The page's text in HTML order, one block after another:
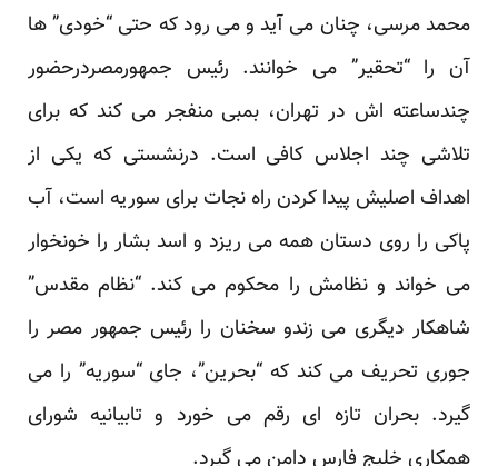
محمد مرسی، چنان می آید و می رود که حتی “خودی” ها
آن را “تحقیر” می خوانند. رئیس جمهورمصردرحضور
چندساعته اش در تهران، بمبی منفجر می کند که برای
تلاشی چند اجلاس کافی است. درنشستی که یکی از
اهداف اصلیش پیدا کردن راه نجات برای سوریه است، آب
پاکی را روی دستان همه می ریزد و اسد بشار را خونخوار
می خواند و نظامش را محکوم می کند. “نظام مقدس”
شاهکار دیگری می زندو سخنان را رئیس جمهور مصر را
جوری تحریف می کند که “بحرین”، جای “سوریه” را می
گیرد. بحران تازه ای رقم می خورد و تابیانیه شورای
همکاری خلیج فارس دامن می گیرد.